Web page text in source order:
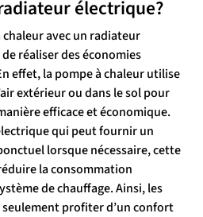
électrique?
avec un radiateur
réaliser des économies
effet, la pompe à chaleur utilise
extérieur ou dans le sol pour
efficace et économique.
qui peut fournir un
lorsque nécessaire, cette
la consommation
de chauffage. Ainsi, les
profiter d’un confort